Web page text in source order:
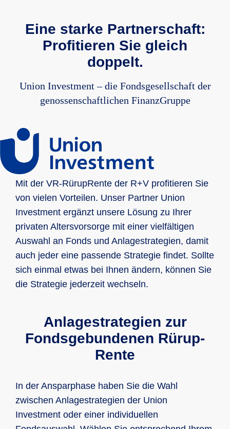
Eine starke Partnerschaft:
Profitieren Sie gleich
doppelt.
Union Investment – die Fondsgesellschaft der
genossenschaftlichen FinanzGruppe
Mit der VR-RürupRente der R+V profitieren Sie
von vielen Vorteilen. Unser Partner Union
Investment ergänzt unsere Lösung zu Ihrer
privaten Altersvorsorge mit einer vielfältigen
Auswahl an Fonds und Anlagestrategien, damit
auch jeder eine passende Strategie findet. Sollte
sich einmal etwas bei Ihnen ändern, können Sie
die Strategie jederzeit wechseln.
Anlagestrategien zur
Fondsgebundenen Rürup-
Rente
In der Ansparphase haben Sie die Wahl
zwischen Anlagestrategien der Union
Investment oder einer individuellen